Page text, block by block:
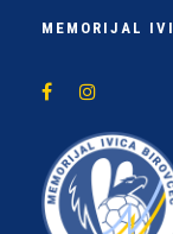
MEMORIJAL